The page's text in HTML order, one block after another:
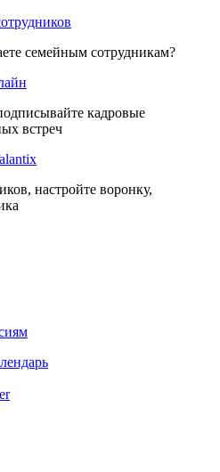
семейным сотрудникам?
кадровые
встреч
настройте воронку,